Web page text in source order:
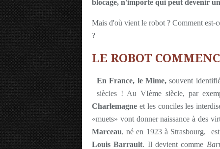
blocage, n'importe qui peut devenir
Mais d'où vient le robot ? Comment est-
?
LE ROBOT
En France, le Mime,souvent
siècles ! Au VIème siècle, par
Charlemagne et les conciles les
«muets» vont donner naissance à des
Marceau, né en 1923 à Strasbourg,
Louis Barrault. Il devient comme